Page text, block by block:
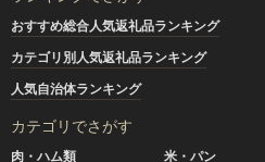
おすすめ総合人気返礼品ランキング
カテゴリ別人気返礼品ランキング
人気自治体ランキング
カテゴリでさがす
肉・ハム類 米・パン